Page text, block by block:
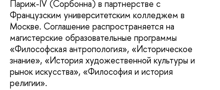
Париж-IV (Сорбонна) в партнерстве с
Французским университетским колледжем в
Москве. Соглашение распространяется на
магистерские образовательные программы
«Философская антропология», «Историческое
знание», «История художественной культуры и
рынок искусства», «Философия и история
религии».